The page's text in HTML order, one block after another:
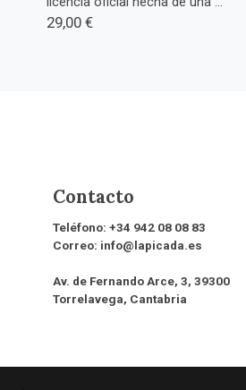
29,00 €
Contacto
Teléfono: +34 942 08 08 83
Correo: info@lapicada.es
Av. de Fernando Arce, 3, 39300
Torrelavega, Cantabria